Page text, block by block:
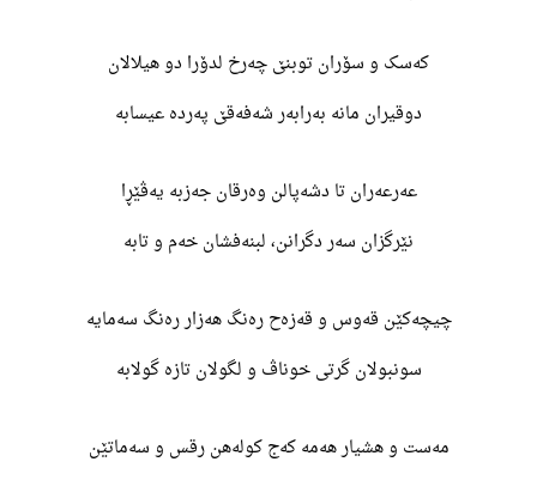
کەسک و سۆران توبنێ چەرخ لدۆرا دو هیلالان
دوقیران مانە بەرابەر شەفەقێ پەردە عیسابە
عەرعەران تا دشەپالن وەرقان جەزبە یەڤێڕا
نێرگزان سەر دگرانن، لبنەفشان خەم و تابە
چیچەکێن قەوس و قەزەح رەنگ هەزار رەنگ سەمایە
سونبولان گرتی خوناڤ و لگولان تازە گولابە
مەست و هشیار هەمە کەج کولەهن رقس و سەماتێن